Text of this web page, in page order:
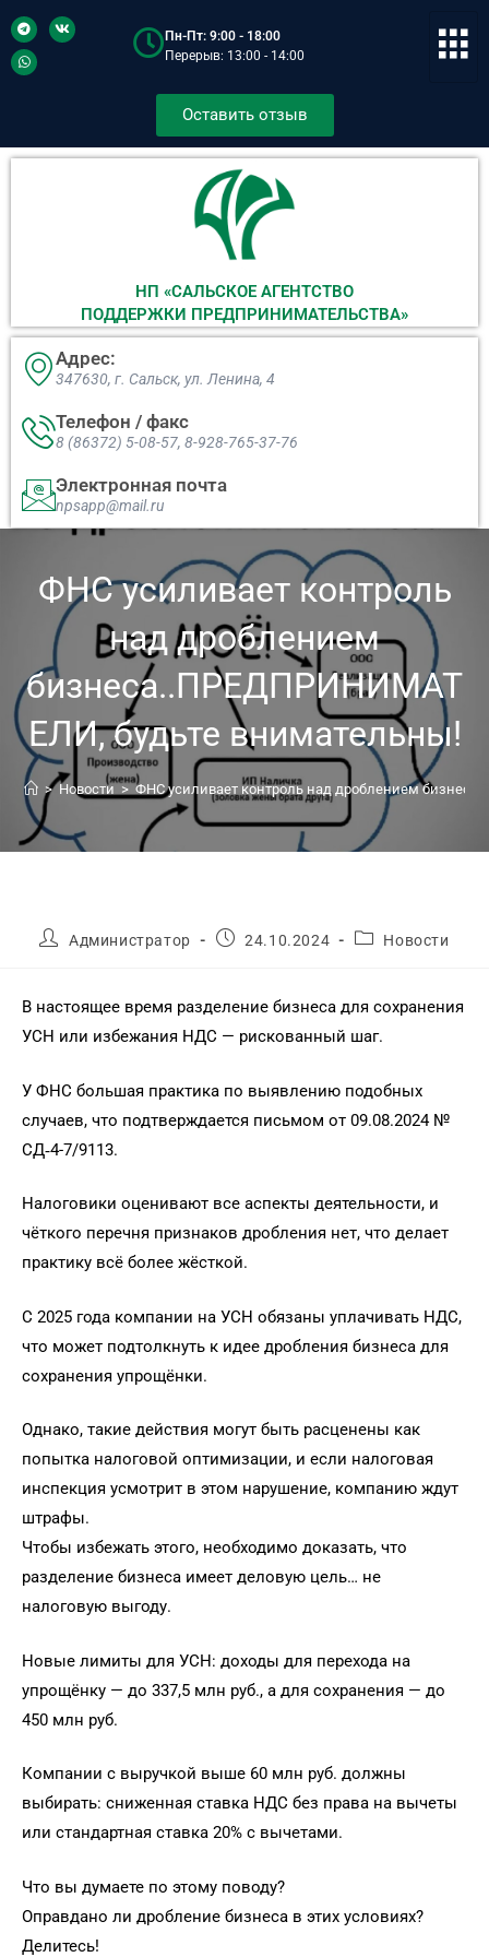
Пн-Пт: 9:00 - 18:00
Перерыв: 13:00 - 14:00
Оставить отзыв
НП «САЛЬСКОЕ АГЕНТСТВО
ПОДДЕРЖКИ ПРЕДПРИНИМАТЕЛЬСТВА»
Адрес:
347630, г. Сальск, ул. Ленина, 4​
Телефон / факс
8 (86372) 5-08-57, 8-928-765-37-76
Электронная почта
npsapp@mail.ru
ФНС усиливает контроль
над дроблением
бизнеса..ПРЕДПРИНИМАТ
ЕЛИ, будьте внимательны!
> Новости > ФНС усиливает контроль над дроблением
Администратор 24.10.2024 Новости
В настоящее время разделение бизнеса для сохранения
УСН или избежания НДС — рискованный шаг.
У ФНС большая практика по выявлению подобных
случаев, что подтверждается письмом от 09.08.2024 №
СД‑4-7/9113.
Налоговики оценивают все аспекты деятельности, и
чёткого перечня признаков дробления нет, что делает
практику всё более жёсткой.
С 2025 года компании на УСН обязаны уплачивать НДС,
что может подтолкнуть к идее дробления бизнеса для
сохранения упрощёнки.
Однако, такие действия могут быть расценены как
попытка налоговой оптимизации, и если налоговая
инспекция усмотрит в этом нарушение, компанию ждут
штрафы.
Чтобы избежать этого, необходимо доказать, что
разделение бизнеса имеет деловую цель… не
налоговую выгоду.
Новые лимиты для УСН: доходы для перехода на
упрощёнку — до 337,5 млн руб., а для сохранения — до
450 млн руб.
Компании с выручкой выше 60 млн руб. должны
выбирать: сниженная ставка НДС без права на вычеты
или стандартная ставка 20% с вычетами.
Что вы думаете по этому поводу?
Оправдано ли дробление бизнеса в этих условиях?
Делитесь!